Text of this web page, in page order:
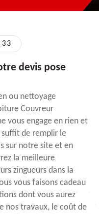
33
devis pose
ou nettoyage
Couvreur
vous engage en rien et
de remplir le
sur notre site et en
la meilleure
zingueurs dans la
vous faisons cadeau
dont vous aurez
nos travaux, le coût de